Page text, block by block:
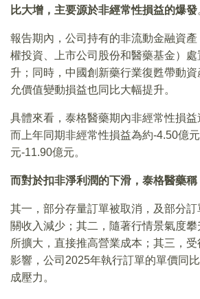
比大增，主要源於非經常性損益的爆發
報告期內，公司持有的非流動金融資
權投資、上市公司股份和醫藥基金）
升；同時，中國創新藥行業復甦帶動
允價值變動損益也同比大幅提升。
具體來看，泰格醫藥期內非經常性損益
而上年同期非經常性損益為約-4.50億
元-11.90億元。
而對於扣非淨利潤的下滑，泰格醫藥稱
其一，部分存量訂單被取消，及部分
關收入減少；其二，隨著行情景氣度
所擴大，直接推高營業成本；其三，
影響，公司2025年執行訂單的單價同
成壓力。